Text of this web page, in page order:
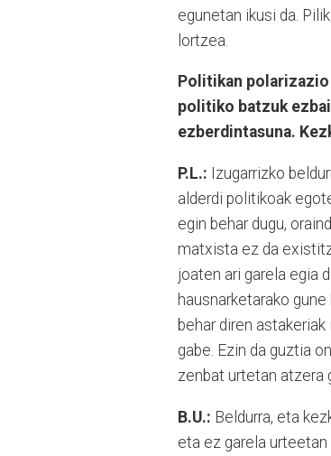
egunetan ikusi da.
lortzea.
Politikan
politiko batzuk
ezberdintasuna.
P.L.: Izugarrizko
alderdi politikoak
egin behar dugu,
matxista ez da
joaten ari garela egia
hausnarketarako
behar diren
gabe. Ezin da guztia
zenbat urtetan atzera
B.U.: Beldurra, eta
eta ez garela urteetan